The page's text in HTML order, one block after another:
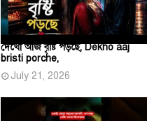
দেখো আজ বৃষ্টি পড়ছে, Dekho aaj
bristi porche,
July 21, 2026